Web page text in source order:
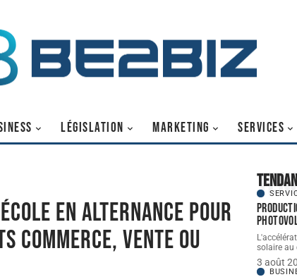
LÉGISLATION MARKETING SERVICES
en alternance pour
commerce, vente ou
solaire au
3 août